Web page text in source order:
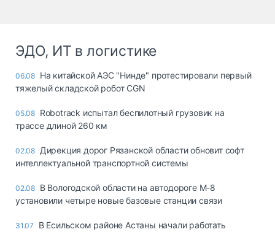
ЭДО, ИТ в логистике
06.08 На китайской АЭС "Нинде" протестировали первый
тяжелый складской робот CGN
05.08 Robotrack испытал беспилотный грузовик на
трассе длиной 260 км
02.08 Дирекция дорог Рязанской области обновит софт
интеллектуальной транспортной системы
02.08 В Вологодской области на автодороге М-8
установили четыре новые базовые станции связи
31.07
В Есильском районе Астаны начали работать